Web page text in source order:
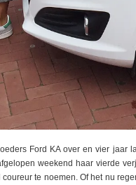
Ford KA over en vier
weekend haar vierde
te noemen. Of het nu